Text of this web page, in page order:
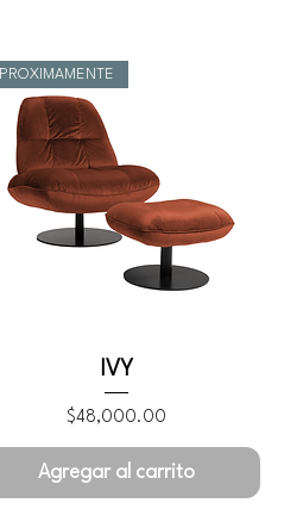
PROXIMAMENTE
IVY
Precio
$48,000.00
Agregar al carrito